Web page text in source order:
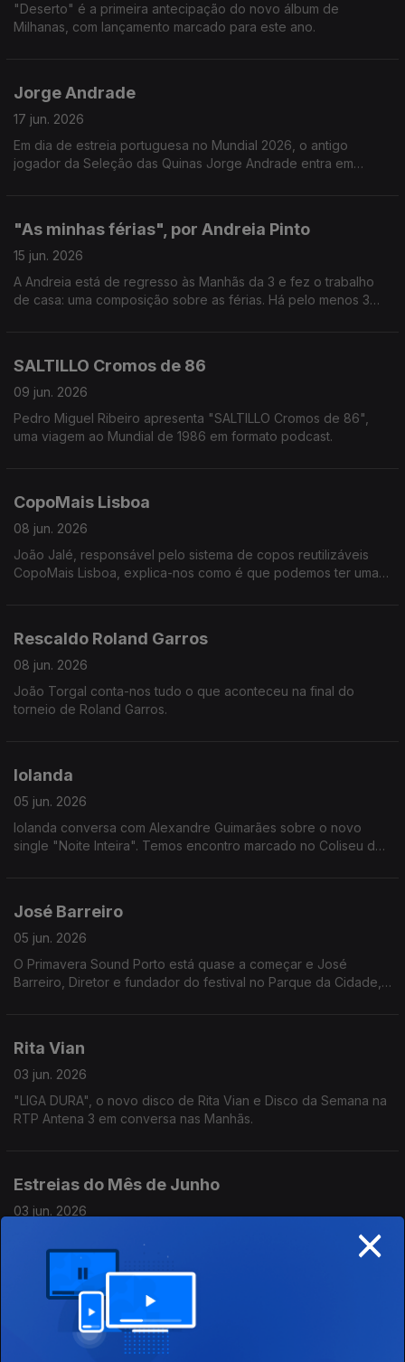
"Deserto" é a primeira antecipação do novo álbum de
Milhanas, com lançamento marcado para este ano.
Jorge Andrade
17 jun. 2026
Em dia de estreia portuguesa no Mundial 2026, o antigo
jogador da Seleção das Quinas Jorge Andrade entra em
"As minhas férias", por Andreia Pinto
15 jun. 2026
A Andreia está de regresso às Manhãs da 3 e fez o trabalho
de casa: uma composição sobre as férias. Há pelo menos 3
SALTILLO Cromos de 86
09 jun. 2026
Pedro Miguel Ribeiro apresenta "SALTILLO Cromos de 86",
uma viagem ao Mundial de 1986 em formato podcast.
CopoMais Lisboa
08 jun. 2026
João Jalé, responsável pelo sistema de copos reutilizáveis
CopoMais Lisboa, explica-nos como é que podemos ter uma
Rescaldo Roland Garros
08 jun. 2026
João Torgal conta-nos tudo o que aconteceu na final do
torneio de Roland Garros.
Iolanda
05 jun. 2026
Iolanda conversa com Alexandre Guimarães sobre o novo
single "Noite Inteira". Temos encontro marcado no Coliseu dos
José Barreiro
05 jun. 2026
O Primavera Sound Porto está quase a começar e José
Barreiro, Diretor e fundador do festival no Parque da Cidade,
Rita Vian
03 jun. 2026
"LIGA DURA", o novo disco de Rita Vian e Disco da Semana na
RTP Antena 3 em conversa nas Manhãs.
Estreias do Mês de Junho
03 jun. 2026
cinema este mês.
APP Festas Populares
02 jun. 2026
×